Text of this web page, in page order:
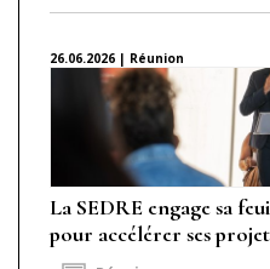
26.06.2026 | Réunion
La SEDRE engage sa
pour accélérer ses